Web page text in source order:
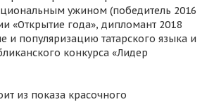
ужином (победитель 2016
«Открытие года», дипломант 2018
и популяризацию татарского языка и
конкурса «Лидер
из показа красочного